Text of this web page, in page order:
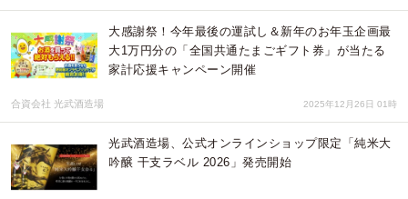
大感謝祭！今年最後の運試し＆新年のお年玉企画最
大1万円分の「全国共通たまごギフト券」が当たる
家計応援キャンペーン開催
合資会社 光武酒造場 2025年12月26日 01時
光武酒造場、公式オンラインショップ限定「純米大
吟醸 干支ラベル 2026」発売開始